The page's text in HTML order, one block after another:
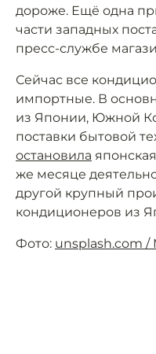
дороже. Ещё одна
части западных
пресс-службе
Сейчас все
импортные. В
из Японии, Южной
поставки бытовой
остановила
же месяце
другой крупный
кондиционеров из
Фото: unsplash.com /